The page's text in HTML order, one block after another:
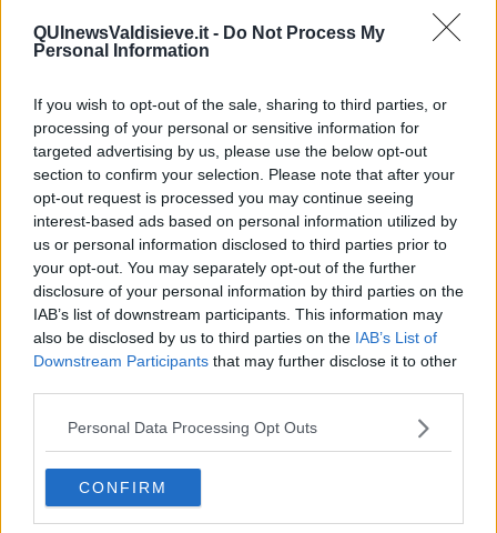
QUInewsValdisieve.it - Do Not Process My
Personal Information
If you wish to opt-out of the sale, sharing to third parties, or
processing of your personal or sensitive information for
targeted advertising by us, please use the below opt-out
section to confirm your selection. Please note that after your
opt-out request is processed you may continue seeing
interest-based ads based on personal information utilized by
us or personal information disclosed to third parties prior to
your opt-out. You may separately opt-out of the further
disclosure of your personal information by third parties on the
IAB’s list of downstream participants. This information may
also be disclosed by us to third parties on the IAB’s List of
Downstream Participants that may further disclose it to other
Personal Data Processing Opt Outs
CONFIRM
Marte
​Crapa pelada
Arie
​Vaccine Easing
No profit
Dragonheart
Con-ter?
​Con-te
Coincidenze e crisi
L'amico
​L’anno del vaccino
Giulio Regeni
​Il rosario
Paolo Rossi
Maradona
In memoria
​Ancora Francesco
Tenet